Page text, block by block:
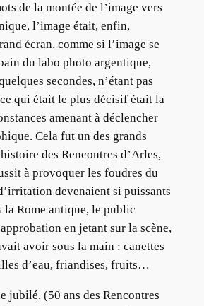
de la montée de l’image vers
l’image était, enfin,
écran, comme si l’image se
du labo photo argentique,
secondes, n’étant pas
qui était le plus décisif était la
amenant à déclencher
Cela fut un des grands
des Rencontres d’Arles,
à provoquer les foudres du
devenaient si puissants
la Rome antique, le public
en jetant sur la scène,
avoir sous la main : canettes
d’eau, friandises, fruits…
jubilé, (50 ans des Rencontres